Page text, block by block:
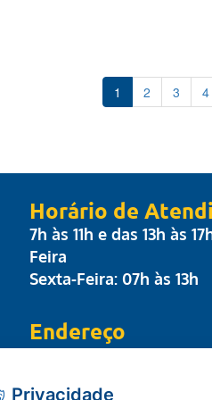
1 2 3 4
Horário de
7h às 11h e das 13h às
Feira
Sexta-Feira: 07h às 13h
Endereço
Travessa dos Parecis,
Privacidade